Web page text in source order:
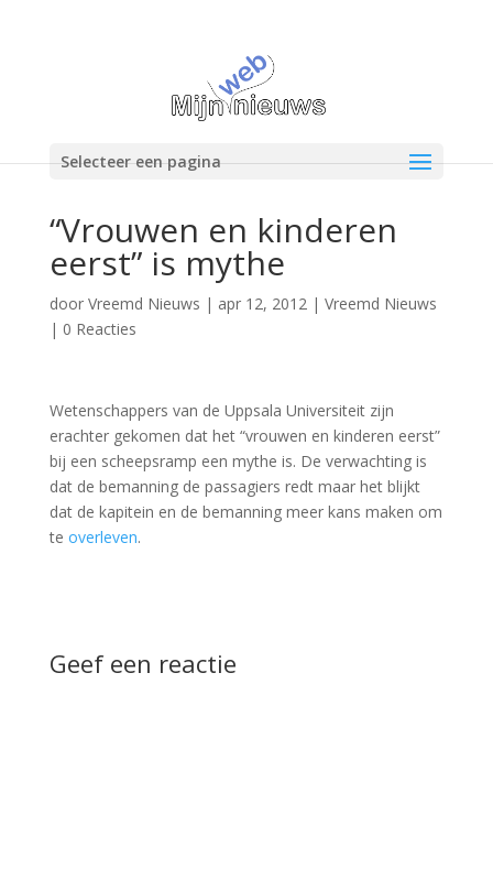
Selecteer een pagina
“Vrouwen en kinderen
eerst” is mythe
door Vreemd Nieuws | apr 12, 2012| Vreemd Nieuws
| 0 Reacties
Wetenschappers van de Uppsala Universiteit zijn
erachter gekomen dat het “vrouwen en kinderen eerst”
bij een scheepsramp een mythe is. De verwachting is
dat de bemanning de passagiers redt maar het blijkt
dat de kapitein en de bemanning meer kans maken om
te overleven.
Geef een reactie